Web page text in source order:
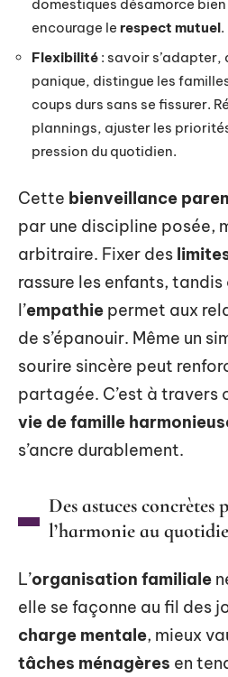
domestiques désamorce
encourage le respect mutuel.
Flexibilité : savoir s’adapter,
panique, distingue les
coups durs sans se fissurer.
plannings, ajuster les
pression du quotidien.
Cette bienveillance
par une discipline posée,
arbitraire. Fixer des
rassure les enfants,
l’empathie permet aux
de s’épanouir. Même un
sourire sincère peut
partagée. C’est à travers
vie de famille
s’ancre durablement.
Des astuces
l’harmonie au
L’organisation familiale
elle se façonne au fil des
charge mentale, mieux
tâches ménagères en